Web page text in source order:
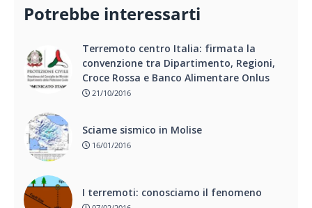
Potrebbe interessarti
Terremoto centro Italia: firmata la
convenzione tra Dipartimento, Regioni,
Croce Rossa e Banco Alimentare Onlus
21/10/2016
Sciame sismico in Molise
16/01/2016
I terremoti: conosciamo il fenomeno